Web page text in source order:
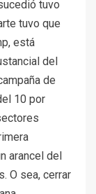
tuvo
tuvo que
está
del
de
10 por
arancel del
O sea, cerrar